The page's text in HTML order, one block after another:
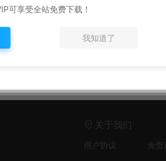
280
关于我们
用户协议 免责
可享受全站免费下载！
我知道了